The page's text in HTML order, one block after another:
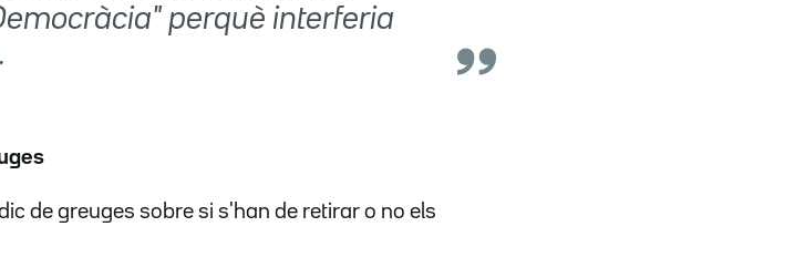
perquè interferia
de greuges sobre si s'han de retirar o no els